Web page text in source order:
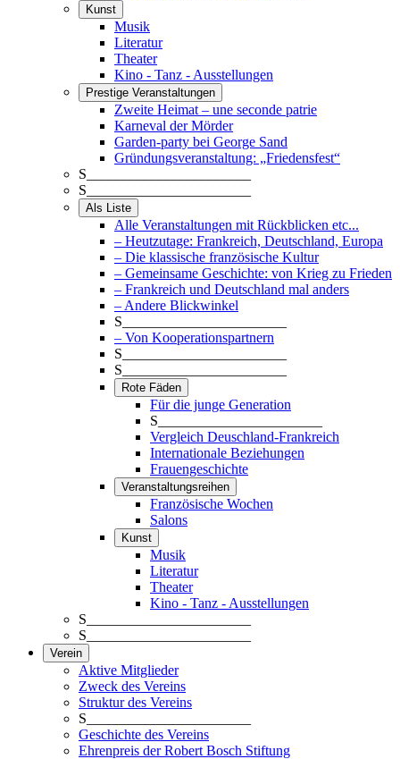
Kunst
Musik
Literatur
Theater
Kino - Tanz - Ausstellungen
Prestige Veranstaltungen
Zweite Heimat – une seconde patrie
Karneval der Mörder
Garden-party bei George Sand
Gründungsveranstaltung: „Friedensfest“
S_______________________
S_______________________
Als Liste
Alle Veranstaltungen mit Rückblicken etc...
– Heutzutage: Frankreich, Deutschland, Europa
– Die klassische französische Kultur
– Gemeinsame Geschichte: von Krieg zu Frieden
– Frankreich und Deutschland mal anders
– Andere Blickwinkel
S_______________________
– Von Kooperationspartnern
S_______________________
S_______________________
Rote Fäden
Für die junge Generation
S_______________________
Vergleich Deuschland-Frankreich
Internationale Beziehungen
Frauengeschichte
Veranstaltungsreihen
Französische Wochen
Salons
Kunst
Musik
Literatur
Theater
Kino - Tanz - Ausstellungen
S_______________________
S_______________________
Verein
Aktive Mitglieder
Zweck des Vereins
Struktur des Vereins
S_______________________
Geschichte des Vereins
Ehrenpreis der Robert Bosch Stiftung